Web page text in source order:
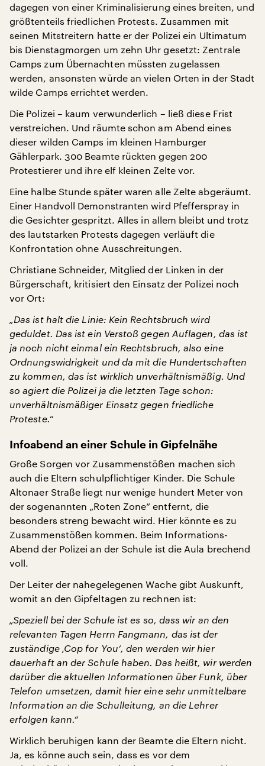
dagegen von einer Kriminalisierung eines breiten, und
größtenteils friedlichen Protests. Zusammen mit
seinen Mitstreitern hatte er der Polizei ein Ultimatum
bis Dienstagmorgen um zehn Uhr gesetzt: Zentrale
Camps zum Übernachten müssten zugelassen
werden, ansonsten würde an vielen Orten in der Stadt
wilde Camps errichtet werden.
Die Polizei – kaum verwunderlich – ließ diese Frist
verstreichen. Und räumte schon am Abend eines
dieser wilden Camps im kleinen Hamburger
Gählerpark. 300 Beamte rückten gegen 200
Protestierer und ihre elf kleinen Zelte vor.
Eine halbe Stunde später waren alle Zelte abgeräumt.
Einer Handvoll Demonstranten wird Pfefferspray in
die Gesichter gespritzt. Alles in allem bleibt und trotz
des lautstarken Protests dagegen verläuft die
Konfrontation ohne Ausschreitungen.
Christiane Schneider, Mitglied der Linken in der
Bürgerschaft, kritisiert den Einsatz der Polizei noch
vor Ort:
„Das ist halt die Linie: Kein Rechtsbruch wird
geduldet. Das ist ein Verstoß gegen Auflagen, das ist
ja noch nicht einmal ein Rechtsbruch, also eine
Ordnungswidrigkeit und da mit die Hundertschaften
zu kommen, das ist wirklich unverhältnismäßig. Und
so agiert die Polizei ja die letzten Tage schon:
unverhältnismäßiger Einsatz gegen friedliche
Proteste.“
Infoabend an einer Schule in Gipfelnähe
Große Sorgen vor Zusammenstößen machen sich
auch die Eltern schulpflichtiger Kinder. Die Schule
Altonaer Straße liegt nur wenige hundert Meter von
der sogenannten „Roten Zone“ entfernt, die
besonders streng bewacht wird. Hier könnte es zu
Zusammenstößen kommen. Beim Informations-
Abend der Polizei an der Schule ist die Aula brechend
voll.
Der Leiter der nahegelegenen Wache gibt Auskunft,
womit an den Gipfeltagen zu rechnen ist:
„Speziell bei der Schule ist es so, dass wir an den
relevanten Tagen Herrn Fangmann, das ist der
zuständige ‚Cop for You‘, den werden wir hier
dauerhaft an der Schule haben. Das heißt, wir werden
darüber die aktuellen Informationen über Funk, über
Telefon umsetzen, damit hier eine sehr unmittelbare
Information an die Schulleitung, an die Lehrer
erfolgen kann.“
Wirklich beruhigen kann der Beamte die Eltern nicht.
Ja, es könne auch sein, dass es vor dem